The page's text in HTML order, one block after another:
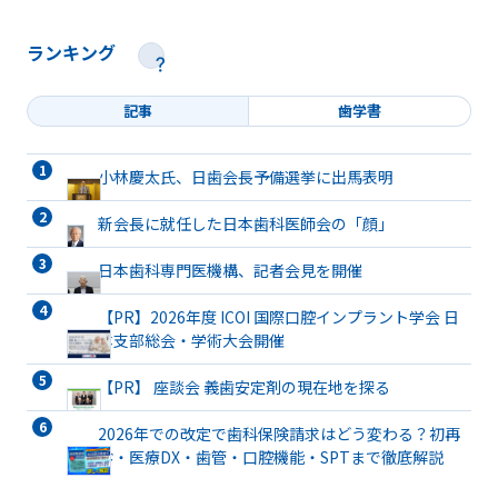
ランキング
記事 歯学書
小林慶太氏、日歯会長予備選挙に出馬表明
新会長に就任した日本歯科医師会の「顔」
日本歯科専門医機構、記者会見を開催
【PR】2026年度 ICOI 国際口腔インプラント学会 日
本支部総会・学術大会開催
【PR】 座談会 義歯安定剤の現在地を探る
2026年での改定で歯科保険請求はどう変わる？初再
診・医療DX・歯管・口腔機能・SPTまで徹底解説